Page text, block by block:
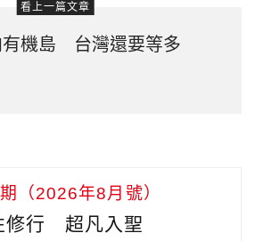
看上一篇文章
有機島 台灣還要等多
（2026年8月號）
修行 超凡入聖